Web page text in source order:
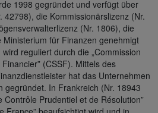
1998 gegründet und verfügt über
42798), die Kommissionärslizenz (Nr.
(Nr. 1806), die
für Finanzen genehmigt
reguliert durch die „Commission
(CSSF). Mittels des
hat das Unternehmen
gegründet. In Frankreich (Nr. 18943
Contrôle Prudentiel et de Résolution”